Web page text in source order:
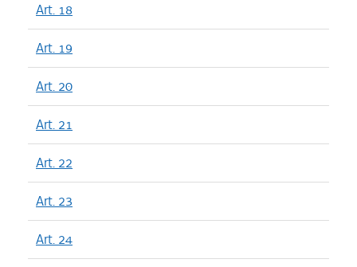
Art. 18
Art. 19
Art. 20
Art. 21
Art. 22
Art. 23
Art. 24